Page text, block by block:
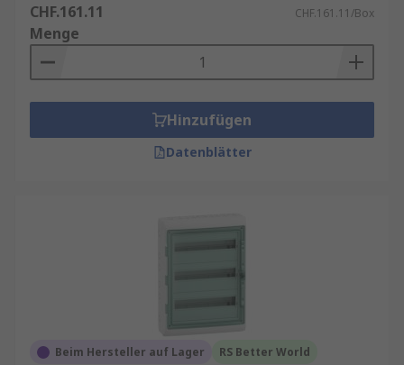
CHF.161.11 CHF.161.11/Box
Menge
Hinzufügen
Datenblätter
Beim Hersteller auf Lager RS Better World